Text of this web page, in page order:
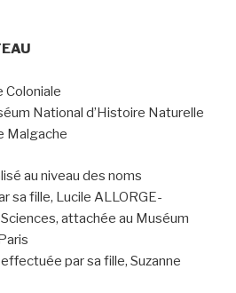
Coloniale
National d’Histoire Naturelle
Malgache
au niveau des noms
sa fille, Lucile ALLORGE-
attachée au Muséum
par sa fille, Suzanne